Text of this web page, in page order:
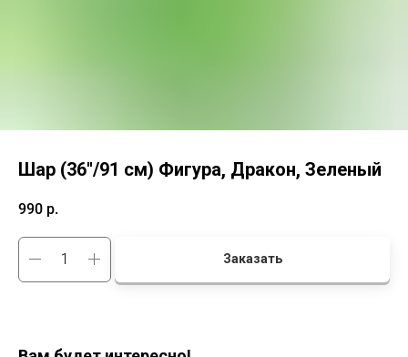
Шар (36''/91 см) Фигура, Дракон, Зеленый
990 р.
Заказать